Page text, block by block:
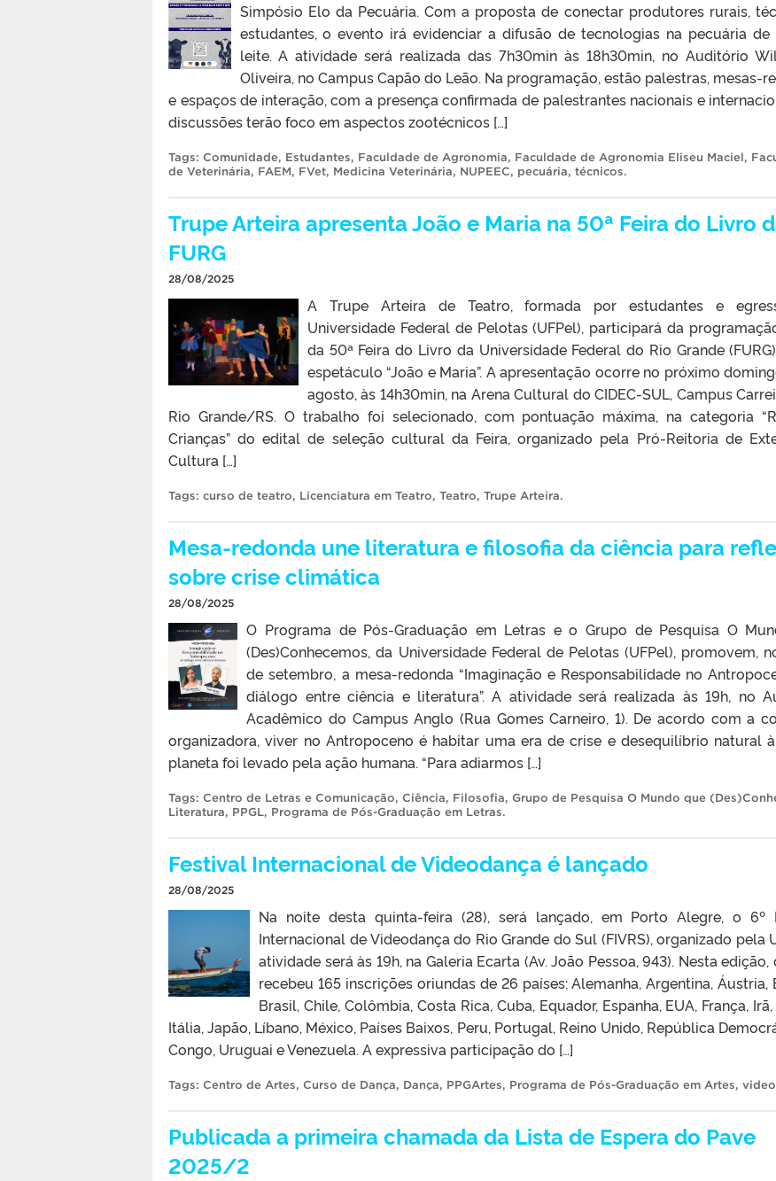
Simpósio Elo da Pecuária. Com a proposta de conectar produtores rurais,
estudantes, o evento irá evidenciar a difusão de tecnologias na pecuária
leite. A atividade será realizada das 7h30min às 18h30min, no Auditório
Oliveira, no Campus Capão do Leão. Na programação, estão palestras, mesas-
e espaços de interação, com a presença confirmada de palestrantes nacionais e
discussões terão foco em aspectos zootécnicos […]
Tags: Comunidade, Estudantes, Faculdade de Agronomia, Faculdade de Agronomia Eliseu Maciel,
de Veterinária, FAEM, FVet, Medicina Veterinária, NUPEEC, pecuária, técnicos.
Trupe Arteira apresenta João e Maria na 50ª Feira do Livro
FURG
28/08/2025
A Trupe Arteira de Teatro, formada por estudantes e
Universidade Federal de Pelotas (UFPel), participará da
da 50ª Feira do Livro da Universidade Federal do Rio Grande
espetáculo “João e Maria”. A apresentação ocorre no próximo
agosto, às 14h30min, na Arena Cultural do CIDEC-SUL, Campus
Rio Grande/RS. O trabalho foi selecionado, com pontuação máxima, na categoria
Crianças” do edital de seleção cultural da Feira, organizado pela Pró-Reitoria de
Cultura […]
Tags: curso de teatro, Licenciatura em Teatro, Teatro, Trupe Arteira.
Mesa-redonda une literatura e filosofia da ciência para
sobre crise climática
28/08/2025
O Programa de Pós-Graduação em Letras e o Grupo de Pesquisa O
(Des)Conhecemos, da Universidade Federal de Pelotas (UFPel), promovem,
de setembro, a mesa-redonda “Imaginação e Responsabilidade no
diálogo entre ciência e literatura”. A atividade será realizada às 19h, no
Acadêmico do Campus Anglo (Rua Gomes Carneiro, 1). De acordo com a
organizadora, viver no Antropoceno é habitar uma era de crise e desequilíbrio natural
planeta foi levado pela ação humana. “Para adiarmos […]
Tags: Centro de Letras e Comunicação, Ciência, Filosofia, Grupo de Pesquisa O Mundo que
Literatura, PPGL, Programa de Pós-Graduação em Letras.
Festival Internacional de Videodança é lançado
28/08/2025
Na noite desta quinta-feira (28), será lançado, em Porto Alegre, o 6º
Internacional de Videodança do Rio Grande do Sul (FIVRS), organizado pela
atividade será às 19h, na Galeria Ecarta (Av. João Pessoa, 943). Nesta edição,
recebeu 165 inscrições oriundas de 26 países: Alemanha, Argentina, Áustria,
Brasil, Chile, Colômbia, Costa Rica, Cuba, Equador, Espanha, EUA, França,
Itália, Japão, Líbano, México, Países Baixos, Peru, Portugal, Reino Unido, República
Congo, Uruguai e Venezuela. A expressiva participação do […]
Tags: Centro de Artes, Curso de Dança, Dança, PPGArtes, Programa de Pós-Graduação em Artes,
Publicada a primeira chamada da Lista de Espera do Pave
2025/2